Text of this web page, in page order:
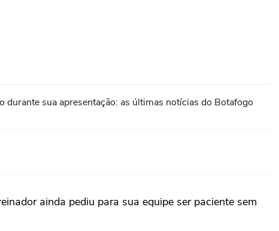
sua apresentação: as últimas notícias do Botafogo
ainda pediu para sua equipe ser paciente sem